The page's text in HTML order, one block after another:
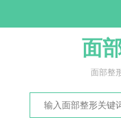
面
面部整